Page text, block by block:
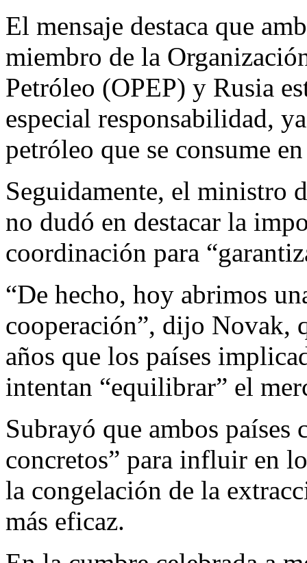
El mensaje destaca que
miembro de la
Petróleo (OPEP) y Rusia
especial responsabilidad,
petróleo que se consume
Seguidamente, el ministro
no dudó en destacar la
coordinación para
“De hecho, hoy abrimos
cooperación”, dijo Novak,
años que los países
intentan “equilibrar” el
Subrayó que ambos países
concretos” para influir en
la congelación de la
más eficaz.